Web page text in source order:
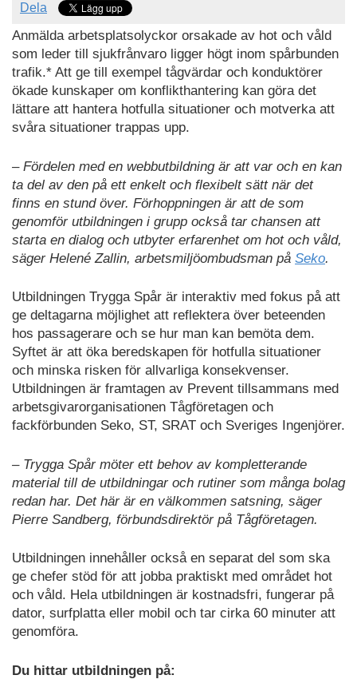
Dela
Anmälda arbetsplatsolyckor orsakade av hot och våld
som leder till sjukfrånvaro ligger högt inom spårbunden
trafik.* Att ge till exempel tågvärdar och konduktörer
ökade kunskaper om konflikthantering kan göra det
lättare att hantera hotfulla situationer och motverka att
svåra situationer trappas upp.
– Fördelen med en webbutbildning är att var och en kan
ta del av den på ett enkelt och flexibelt sätt när det
finns en stund över. Förhoppningen är att de som
genomför utbildningen i grupp också tar chansen att
starta en dialog och utbyter erfarenhet om hot och våld,
säger Helené Zallin, arbetsmiljöombudsman på Seko.
Utbildningen Trygga Spår är interaktiv med fokus på att
ge deltagarna möjlighet att reflektera över beteenden
hos passagerare och se hur man kan bemöta dem.
Syftet är att öka beredskapen för hotfulla situationer
och minska risken för allvarliga konsekvenser.
Utbildningen är framtagen av Prevent tillsammans med
arbetsgivarorganisationen Tågföretagen och
fackförbunden Seko, ST, SRAT och Sveriges Ingenjörer.
– Trygga Spår möter ett behov av kompletterande
material till de utbildningar och rutiner som många bolag
redan har. Det här är en välkommen satsning, säger
Pierre Sandberg, förbundsdirektör på Tågföretagen.
Utbildningen innehåller också en separat del som ska
ge chefer stöd för att jobba praktiskt med området hot
och våld. Hela utbildningen är kostnadsfri, fungerar på
dator, surfplatta eller mobil och tar cirka 60 minuter att
genomföra.
Du hittar utbildningen på: